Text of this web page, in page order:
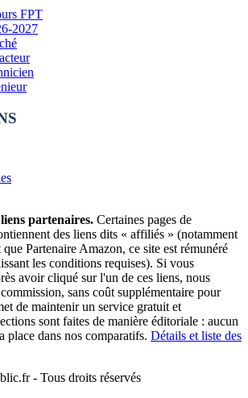
FPT
2027
partenaires. Certaines pages de
des liens dits « affiliés » (notamment
Partenaire Amazon, ce site est rémunéré
les conditions requises). Si vous
avoir cliqué sur l'un de ces liens, nous
sans coût supplémentaire pour
de maintenir un service gratuit et
sont faites de manière éditoriale : aucun
place dans nos comparatifs. Détails et liste des
- Tous droits réservés